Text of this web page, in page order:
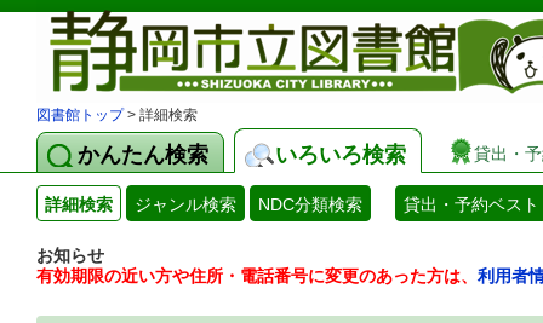
図書館トップ> 詳細検索
かんたん検索 いろいろ検索 貸出・
詳細検索 ジャンル検索 NDC分類検索 貸出・予約ベスト
お知らせ
有効期限の近い方や住所・電話番号に変更のあった方は、 利用者